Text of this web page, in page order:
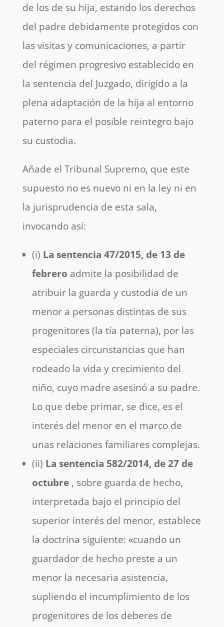
de los de su hija, estando los derechos
del padre debidamente protegidos con
las visitas y comunicaciones, a partir
del régimen progresivo establecido en
la sentencia del Juzgado, dirigido a la
plena adaptación de la hija al entorno
paterno para el posible reintegro bajo
su custodia.
Añade el Tribunal Supremo, que este
supuesto no es nuevo ni en la ley ni en
la jurisprudencia de esta sala,
invocando así:
(i) La sentencia 47/2015, de 13 de
febrero admite la posibilidad de
atribuir la guarda y custodia de un
menor a personas distintas de sus
progenitores (la tía paterna), por las
especiales circunstancias que han
rodeado la vida y crecimiento del
niño, cuyo madre asesinó a su padre.
Lo que debe primar, se dice, es el
interés del menor en el marco de
unas relaciones familiares complejas.
(ii) La sentencia 582/2014, de 27 de
octubre, sobre guarda de hecho,
interpretada bajo el principio del
superior interés del menor, establece
la doctrina siguiente: «cuando un
guardador de hecho preste a un
menor la necesaria asistencia,
supliendo el incumplimiento de los
progenitores de los deberes de